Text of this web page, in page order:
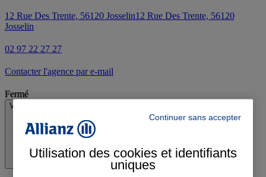
12 Rue Des Trente, 56120 Josselin12 Rue Des Trente, 56120
Josselin
02 97 22 27 27
Contacter l'agence par e-mail
Fermé
Voir les horaires
Continuer sans accepter
Utilisation des cookies et identifiants
uniques